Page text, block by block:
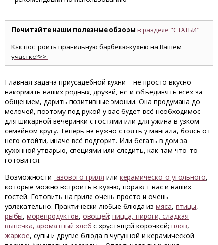
Почитайте наши полезные обзоры в разделе "СТАТЬИ":
Как построить правильную барбекю-кухню на Вашем
участке?>>
Главная задача приусадебной кухни – не просто вкусно
накормить ваших родных, друзей, но и объединять всех за
общением, дарить позитивные эмоции. Она продумана до
мелочей, поэтому под рукой у вас будет всё необходимое
для шикарной вечеринки с гостями или для ужина в узком
семейном кругу. Теперь не нужно стоять у мангала, боясь от
него отойти, иначе всё подгорит. Или бегать в дом за
кухонной утварью, специями или следить, как там что-то
готовится.
Возможности газового гриля или керамического угольного,
которые можно встроить в кухню, поразят вас и ваших
гостей. Готовить на гриле очень просто и очень
увлекательно. Практически любые блюда из мяса, птицы,
рыбы, морепродуктов, овощей; пицца, пироги, сладкая
выпечка, ароматный хлеб с хрустящей корочкой; плов,
жаркое, супы и другие блюда в чугунной и керамической